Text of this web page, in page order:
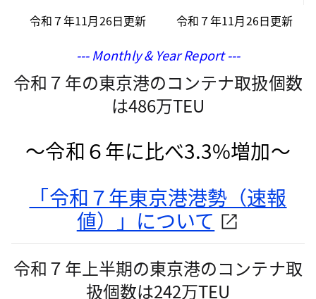
令和７年11月26日更新 令和７年11月26日更新
--- Monthly & Year Report ---
令和７年の東京港のコンテナ取扱個数
は486万TEU
～令和６年に比べ3.3%増加～
「令和７年東京港港勢（速報
値）」について
令和７年上半期の東京港のコンテナ取
扱個数は242万TEU